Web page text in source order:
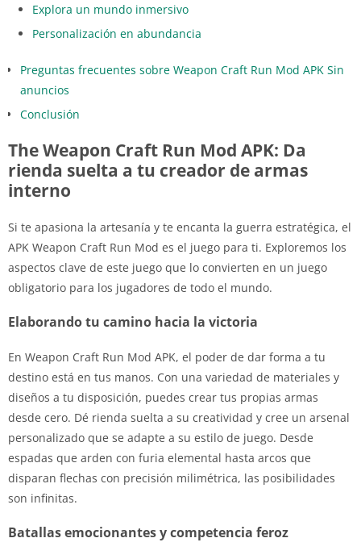
Explora un mundo inmersivo
Personalización en abundancia
Preguntas frecuentes sobre Weapon Craft Run Mod APK Sin
anuncios
Conclusión
The Weapon Craft Run Mod APK: Da
rienda suelta a tu creador de armas
interno
Si te apasiona la artesanía y te encanta la guerra estratégica, el
APK Weapon Craft Run Mod es el juego para ti. Exploremos los
aspectos clave de este juego que lo convierten en un juego
obligatorio para los jugadores de todo el mundo.
Elaborando tu camino hacia la victoria
En Weapon Craft Run Mod APK, el poder de dar forma a tu
destino está en tus manos. Con una variedad de materiales y
diseños a tu disposición, puedes crear tus propias armas
desde cero. Dé rienda suelta a su creatividad y cree un arsenal
personalizado que se adapte a su estilo de juego. Desde
espadas que arden con furia elemental hasta arcos que
disparan flechas con precisión milimétrica, las posibilidades
son infinitas.
Batallas emocionantes y competencia feroz